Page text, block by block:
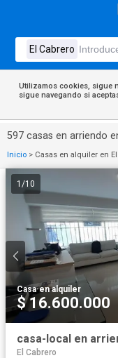
Utilizamos cookies, sigue
sigue navegando si
597 casas en arriendo
Inicio > Casas en alquiler en
1 /10
Casa·en alquiler
$ 16.600.000
El Cabrero